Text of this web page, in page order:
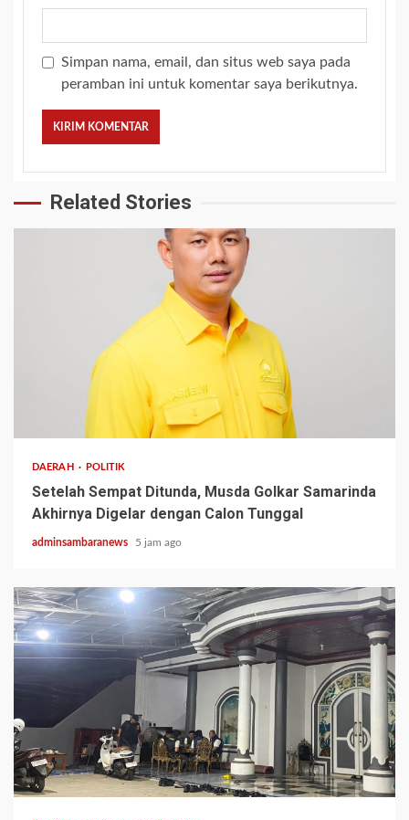
Simpan nama, email, dan situs web saya pada
peramban ini untuk komentar saya berikutnya.
Related Stories
DAERAH POLITIK
Setelah Sempat Ditunda, Musda Golkar Samarinda
Akhirnya Digelar dengan Calon Tunggal
adminsambaranews 5 jam ago
3 min read